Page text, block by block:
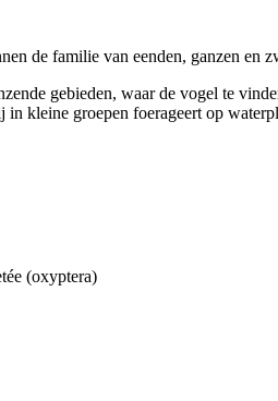
de familie van eenden, ganzen en
gebieden, waar de vogel te
kleine groepen foerageert op
(oxyptera)